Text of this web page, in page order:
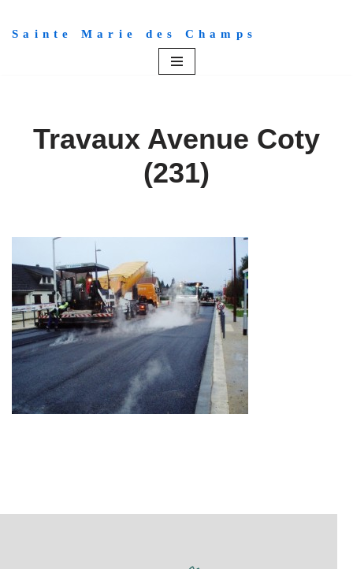
Aller
Sainte Marie des Champs
Travaux Avenue Coty
(231)